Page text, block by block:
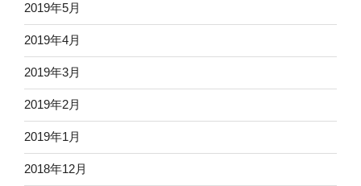
2019年5月
2019年4月
2019年3月
2019年2月
2019年1月
2018年12月